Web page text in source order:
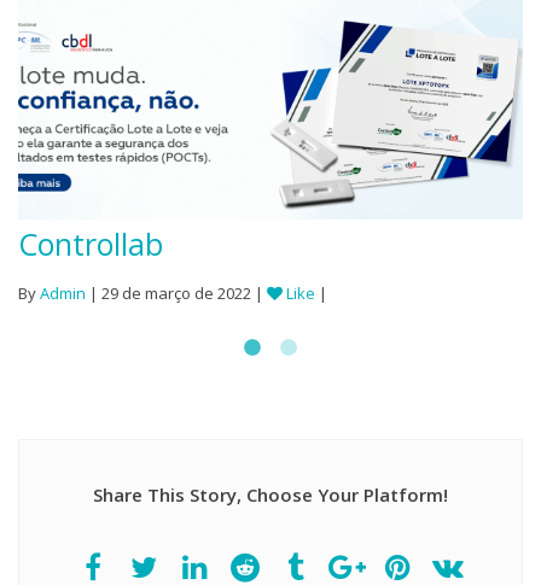
Controllab
ByAdmin | 29 de março de 2022 | Like |
Share This Story, Choose Your Platform!